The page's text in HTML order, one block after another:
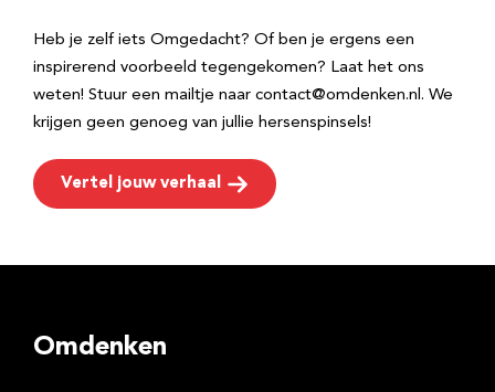
Heb je zelf iets Omgedacht? Of ben je ergens een
inspirerend voorbeeld tegengekomen? Laat het ons
weten! Stuur een mailtje naar contact@omdenken.nl. We
krijgen geen genoeg van jullie hersenspinsels!
Vertel jouw verhaal
Omdenken